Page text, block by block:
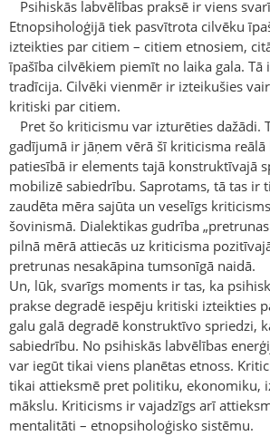
Psihiskās labvēlības praksē ir viens
Etnopsiholoģijā tiek pasvītrota cilvēku
izteikties par citiem – citiem etnosiem,
īpašība cilvēkiem piemīt no laika gala. Tā
tradīcija. Cilvēki vienmēr ir izteikušies
kritiski par citiem.
Pret šo kriticismu var izturēties dažādi.
gadījumā ir jāņem vērā šī kriticisma
patiesībā ir elements tajā konstruktīvajā
mobilizē sabiedrību. Saprotams, tā tas ir
zaudēta mēra sajūta un veselīgs
šovinismā. Dialektikas gudrība
pilnā mērā attiecās uz kriticisma
pretrunas nesakāpina tumsonīgā naidā.
Un, lūk, svarīgs moments ir tas, ka
prakse degradē iespēju kritiski izteikties
galu galā degradē konstruktīvo spriedzi,
sabiedrību. No psihiskās labvēlības
var iegūt tikai viens planētas etnoss.
tikai attieksmē pret politiku, ekonomiku,
mākslu. Kriticisms ir vajadzīgs arī
mentalitāti – etnopsiholoģisko sistēmu.